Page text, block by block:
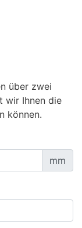
über zwei
wir Ihnen die
können.
mm